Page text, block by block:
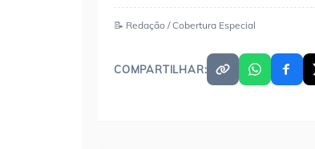
📝 Redação / Cobertura Especial
COMPARTILHAR: